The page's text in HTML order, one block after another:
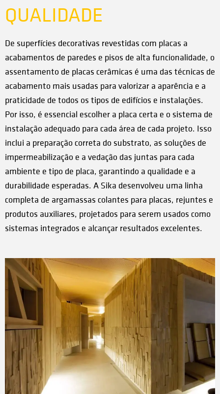
QUALIDADE
De superfícies decorativas revestidas com placas a
acabamentos de paredes e pisos de alta funcionalidade, o
assentamento de placas cerâmicas é uma das técnicas de
acabamento mais usadas para valorizar a aparência e a
praticidade de todos os tipos de edifícios e instalações.
Por isso, é essencial escolher a placa certa e o sistema de
instalação adequado para cada área de cada projeto. Isso
inclui a preparação correta do substrato, as soluções de
impermeabilização e a vedação das juntas para cada
ambiente e tipo de placa, garantindo a qualidade e a
durabilidade esperadas. A Sika desenvolveu uma linha
completa de argamassas colantes para placas, rejuntes e
produtos auxiliares, projetados para serem usados como
sistemas integrados e alcançar resultados excelentes.